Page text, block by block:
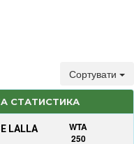
Сортувати
СТАТИСТИКА
LALLA
WTA
250